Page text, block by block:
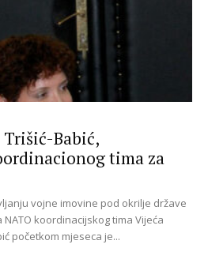
Trišić-Babić,
tima za
vojne imovine pod okrilje države
koordinacijskog tima Vijeća
početkom mjeseca je...